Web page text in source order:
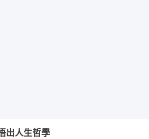
出人生哲學